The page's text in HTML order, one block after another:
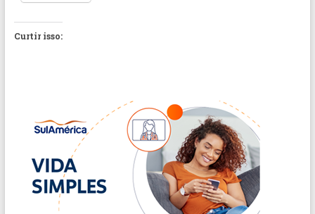
Curtir isso: